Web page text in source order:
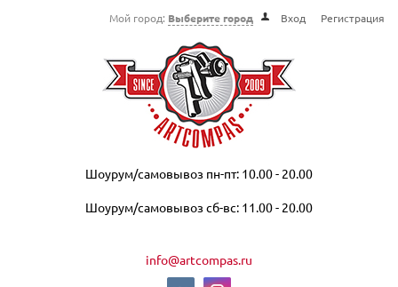
Мой город: Выберите город Вход Регистрация
Шоурум/самовывоз пн-пт: 10.00 - 20.00
Шоурум/самовывоз сб-вс: 11.00 - 20.00
info@artcompas.ru